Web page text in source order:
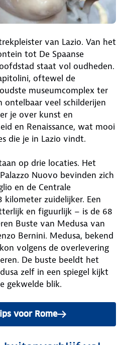
van Lazio. Van het
tot De Spaanse
staat vol oudheden.
oftewel de
museumcomplex ter
ontelbaar veel schilderijen
je over kunst en
en Renaissance, wat mooi
die je in Lazio vindt.
op drie locaties. Het
Nuovo bevinden zich
en de Centrale
zuidelijker. Een
en figuurlijk – is de 68
Buste van Medusa van
Bernini. Medusa, bekend
volgens de overlevering
De buste beeldt het
zelf in een spiegel kijkt
gekwelde blik.
voor Rome